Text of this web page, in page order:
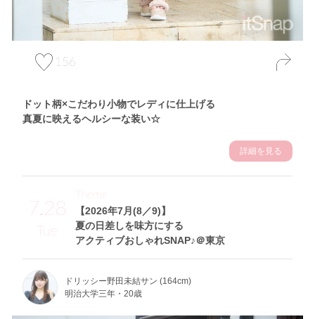
156
ドット柄×こだわり小物でレディに仕上げる
真夏に映えるヘルシーな装い☆
詳細を見る
7.28
Tue
【2026年7月(8／9)】
夏の日差しを味方にする
アクティブおしゃれSNAP♪＠東京
Theme
ドリッシー野田未結サン (164cm)
明治大学三年・20歳